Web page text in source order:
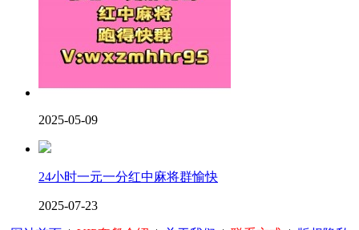
2025-05-09
24小时一元一分红中麻将群愉快
2025-07-23